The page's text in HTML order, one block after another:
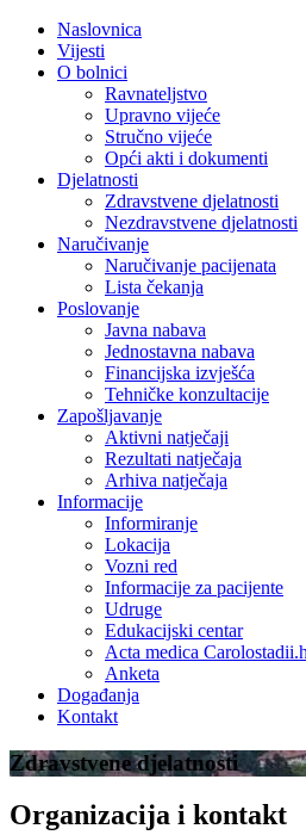
Naslovnica
Vijesti
O bolnici
Ravnateljstvo
Upravno vijeće
Stručno vijeće
Opći akti i dokumenti
Djelatnosti
Zdravstvene djelatnosti
Nezdravstvene djelatnosti
Naručivanje
Naručivanje pacijenata
Lista čekanja
Poslovanje
Javna nabava
Jednostavna nabava
Financijska izvješća
Tehničke konzultacije
Zapošljavanje
Aktivni natječaji
Rezultati natječaja
Arhiva natječaja
Informacije
Informiranje
Lokacija
Vozni red
Informacije za pacijente
Udruge
Edukacijski centar
Acta medica
Anketa
Događanja
Kontakt
Zdravstvene djelatnosti
Organizacija i kontakt